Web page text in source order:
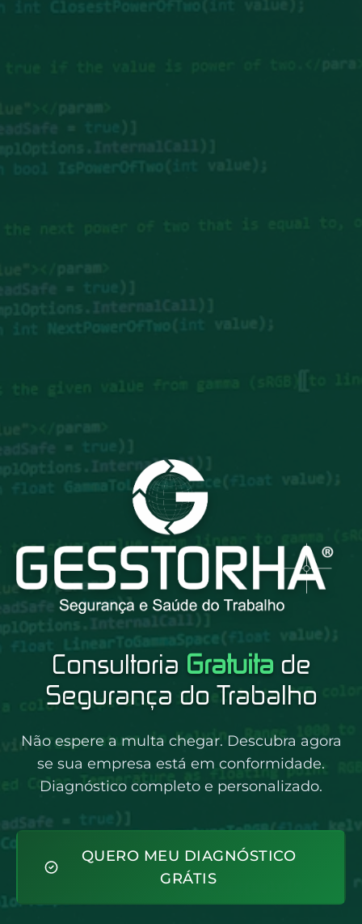
Consultoria Gratuita de
Segurança do Trabalho
Não espere a multa chegar. Descubra agora
se sua empresa está em conformidade.
Diagnóstico completo e personalizado.
QUERO MEU DIAGNÓSTICO
GRÁTIS